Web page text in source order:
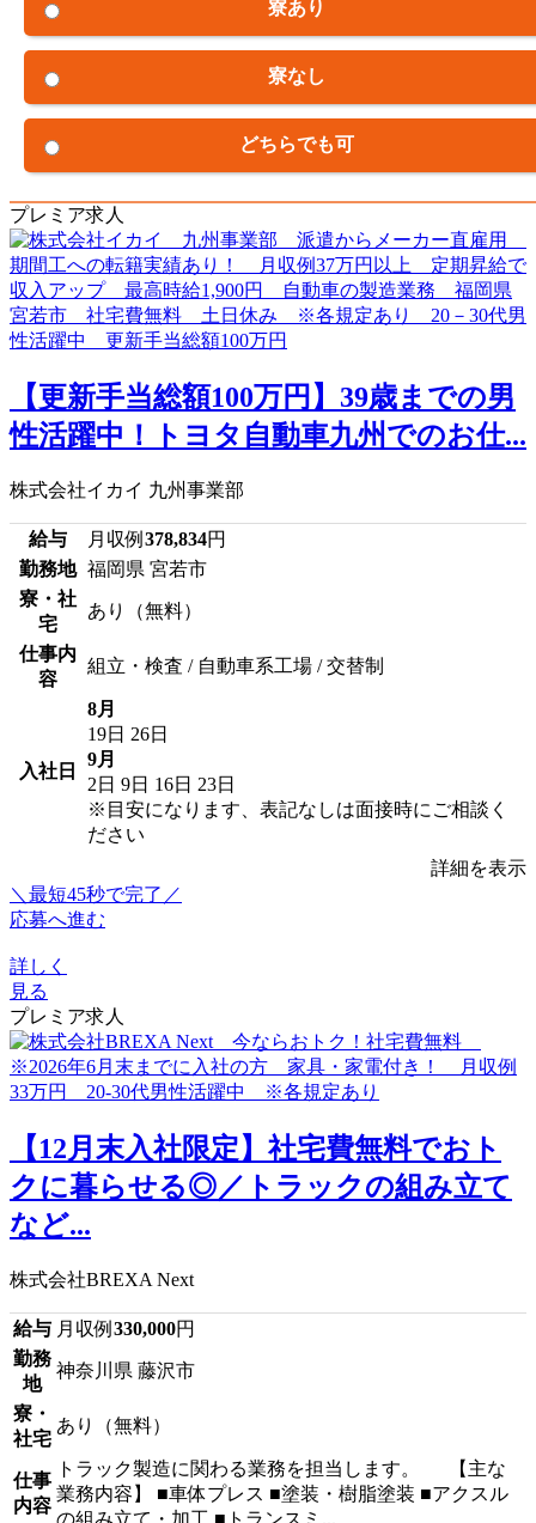
寮あり
寮なし
どちらでも可
プレミア求人
【更新手当総額100万円】39歳までの男
性活躍中！トヨタ自動車九州でのお仕...
株式会社イカイ 九州事業部
給与 月収例 378,834円
勤務地 福岡県 宮若市
寮・社
宅
あり（無料）
仕事内
容
組立・検査 / 自動車系工場 / 交替制
入社日
8月
19日 26日
9月
2日 9日 16日 23日
※目安になります、表記なしは面接時にご相談く
ださい
詳細を表示
＼最短45秒で完了／
応募へ進む
詳しく
見る
プレミア求人
【12月末入社限定】社宅費無料でおト
クに暮らせる◎／トラックの組み立て
など...
株式会社BREXA Next
給与 月収例 330,000円
勤務
地
神奈川県 藤沢市
寮・
社宅
あり（無料）
仕事
内容
トラック製造に関わる業務を担当します。 【主な
業務内容】 ■車体プレス ■塗装・樹脂塗装 ■アクスル
の組み立て・加工 ■トランスミ...